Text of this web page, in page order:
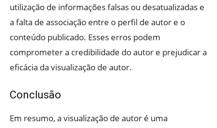
utilização de informações falsas ou desatualizadas e
a falta de associação entre o perfil de autor e o
conteúdo publicado. Esses erros podem
comprometer a credibilidade do autor e prejudicar a
eficácia da visualização de autor.
Conclusão
Em resumo, a visualização de autor é uma